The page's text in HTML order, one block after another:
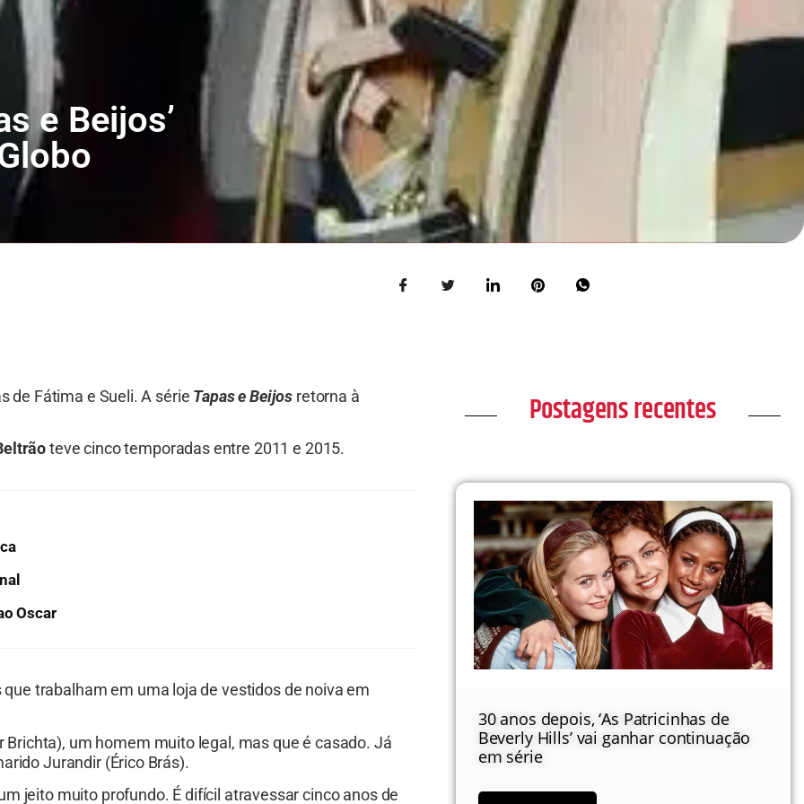
e Beijos’
de Fátima e Sueli. A série Tapas e Beijos retorna à
teve cinco temporadas entre 2011 e 2015.
Oscar
trabalham em uma loja de vestidos de noiva em
um homem muito legal, mas que é casado. Já
Jurandir (Érico Brás).
jeito muito profundo. É difícil atravessar cinco anos de
Postagens recentes
30 anos depois, ‘As Patricinhas de
Beverly Hills’ vai ganhar continuação
em série